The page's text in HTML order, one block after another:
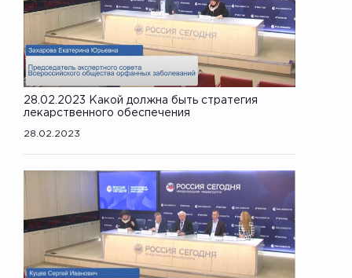
28.02.2023 Какой должна быть стратегия
лекарственного обеспечения
28.02.2023